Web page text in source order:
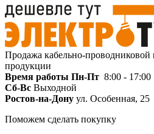
Продажа кабельно-проводниковой
продукции
Время работы Пн-Пт 8:00 - 17:00
Сб-Вс Выходной
Ростов-на-Дону ул. Особенная, 25
Поможем сделать покупку